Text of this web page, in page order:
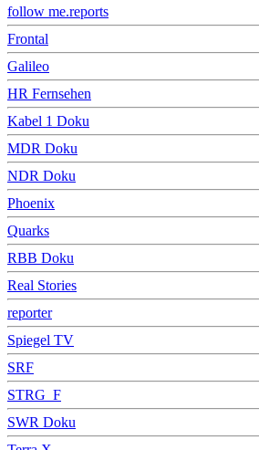
follow me.reports
Frontal
Galileo
HR Fernsehen
Kabel 1 Doku
MDR Doku
NDR Doku
Phoenix
Quarks
RBB Doku
Real Stories
reporter
Spiegel TV
SRF
STRG_F
SWR Doku